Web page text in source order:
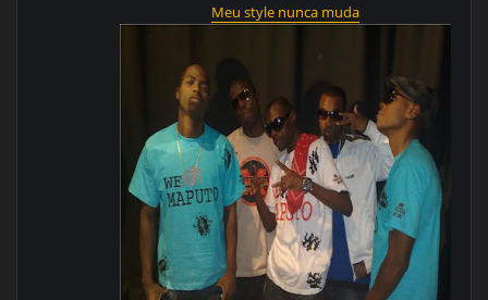
Meu style nunca muda